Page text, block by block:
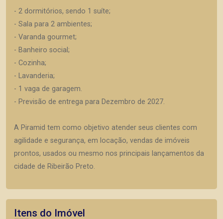
- 2 dormitórios, sendo 1 suíte;
- Sala para 2 ambientes;
- Varanda gourmet;
- Banheiro social;
- Cozinha;
- Lavanderia;
- 1 vaga de garagem.
- Previsão de entrega para Dezembro de 2027.
A Piramid tem como objetivo atender seus clientes com
agilidade e segurança, em locação, vendas de imóveis
prontos, usados ou mesmo nos principais lançamentos da
cidade de Ribeirão Preto.
Itens do Imóvel